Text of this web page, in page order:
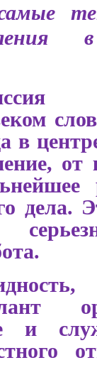
в
от
дела.
и